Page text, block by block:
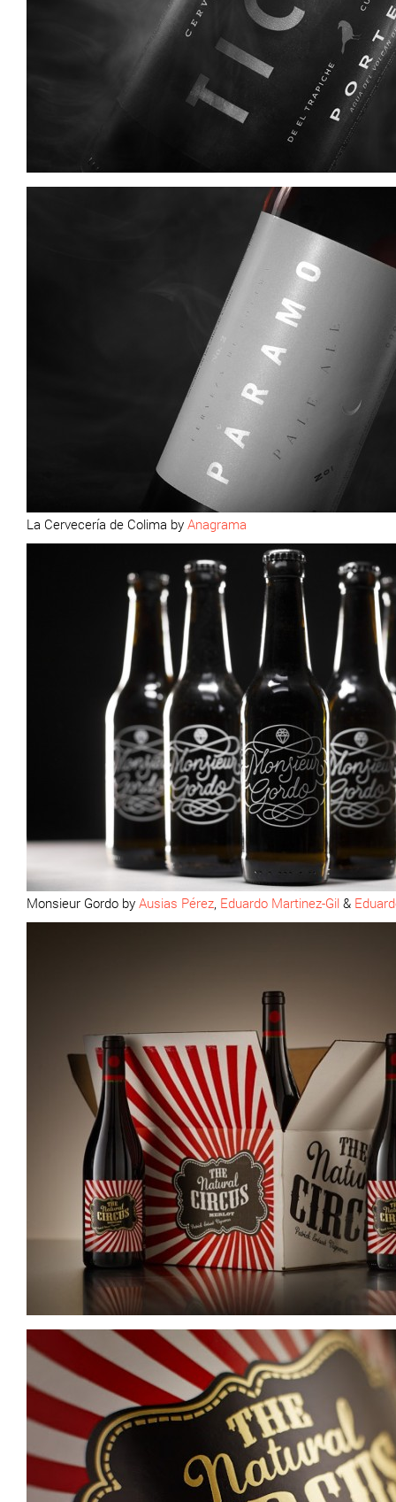
La Cervecería de Colima by Anagrama
Monsieur Gordo by Ausias Pérez Eduardo Martinez-Gil &